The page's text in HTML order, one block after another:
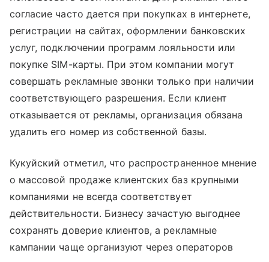
согласие часто дается при покупках в интернете,
регистрации на сайтах, оформлении банковских
услуг, подключении программ лояльности или
покупке SIM-карты. При этом компании могут
совершать рекламные звонки только при наличии
соответствующего разрешения. Если клиент
отказывается от рекламы, организация обязана
удалить его номер из собственной базы.
Кукуйский отметил, что распространенное мнение
о массовой продаже клиентских баз крупными
компаниями не всегда соответствует
действительности. Бизнесу зачастую выгоднее
сохранять доверие клиентов, а рекламные
кампании чаще организуют через операторов